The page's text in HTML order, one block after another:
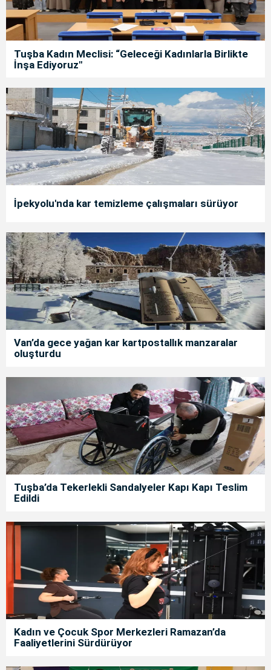
Tuşba Kadın Meclisi: “Geleceği Kadınlarla Birlikte
İnşa Ediyoruz"
İpekyolu'nda kar temizleme çalışmaları sürüyor
Van’da gece yağan kar kartpostallık manzaralar
oluşturdu
Tuşba’da Tekerlekli Sandalyeler Kapı Kapı Teslim
Edildi
Kadın ve Çocuk Spor Merkezleri Ramazan’da
Faaliyetlerini Sürdürüyor